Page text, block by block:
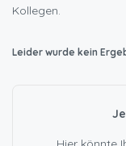
Kollegen.
Leider wurde kein